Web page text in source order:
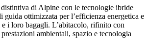
distintiva di Alpine con le tecnologie ibride
ottimizzata per l’efficienza energetica e
e i loro bagagli. L’abitacolo, rifinito con
ambientali, spazio e tecnologia